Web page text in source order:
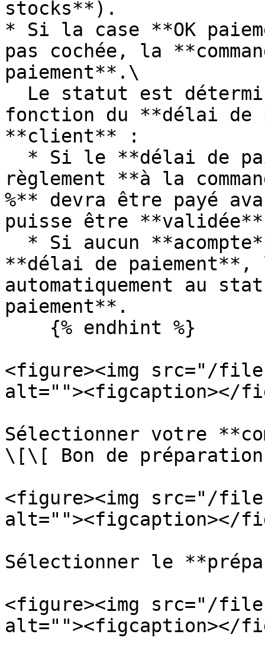
stocks**).
* Si la case **OK
pas cochée, la
paiement**.\
fonction du **délai de
**client** :
règlement **à la
%** devra être payé
puisse être
**délai de paiement**,
automatiquement au
paiement**.
<figure><img src="/
alt=""><figcaption></
Sélectionner votre
\[\[ Bon de
<figure><img src="/files/
alt=""><figcaption></
Sélectionner le
<figure><img src="/files/
alt=""><figcaption></